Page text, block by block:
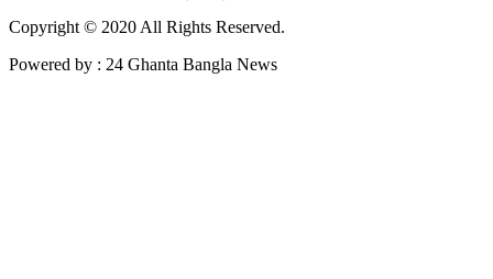
Copyright © 2020 All Rights Reserved.
Powered by : 24 Ghanta Bangla News